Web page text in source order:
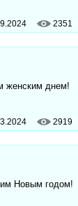
2351
женским днем!
2919
Новым годом!